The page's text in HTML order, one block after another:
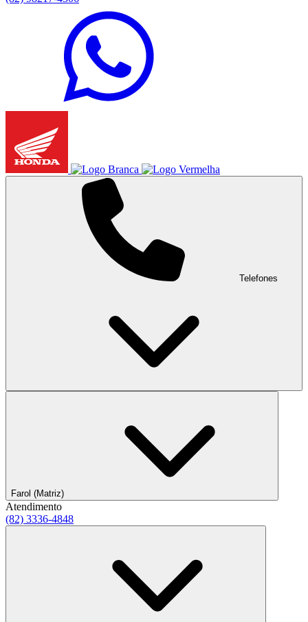
Telefones
Farol (Matriz)
Atendimento
(82) 3336-4848